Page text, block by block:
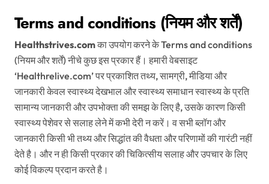
Terms and conditions (नियम और शर्तें)
Healthstrives.comका उपयोग करने के Terms and conditions
(नियम और शर्तें) नीचे कुछ इस प्रकार हैं। हमारी वेबसाइट
‘Healthrelive.com’ पर प्रकाशित तथ्य, सामग्री, मीडिया और
जानकारी केवल स्वास्थ्य देखभाल और स्वास्थ्य समाधान स्वास्थ्य के प्रति
सामान्य जानकारी और उपभोक्ता की समझ के लिए है, उसके कारण किसी
स्वास्थ्य पेशेवर से सलाह लेने में कभी देरी न करें। व सभी ब्लॉग और
जानकारी किसी भी तथ्य और सिद्धांत की वैधता और परिणामों की गारंटी नहीं
देते है। और न ही किसी प्रकार की चिकित्सीय सलाह और उपचार के लिए
कोई विकल्प प्रदान करते है।